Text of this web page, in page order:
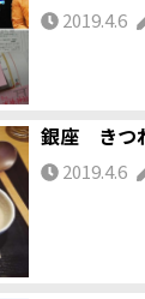
2019.4.6
銀座 きつ
2019.4.6